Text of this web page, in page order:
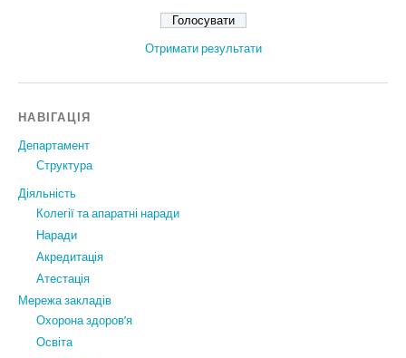
Отримати результати
НАВІГАЦІЯ
Департамент
Структура
Діяльність
Колегії та апаратні наради
Наради
Акредитація
Атестація
Мережа закладів
Охорона здоров’я
Освіта